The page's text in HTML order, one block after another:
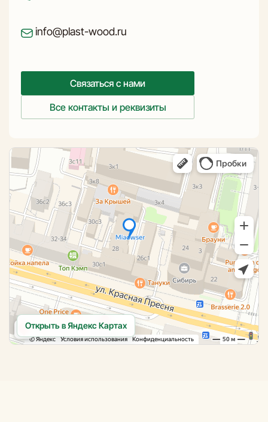
info@plast-wood.ru
Связаться с нами
Все контакты и реквизиты
Открыть в Яндекс Картах